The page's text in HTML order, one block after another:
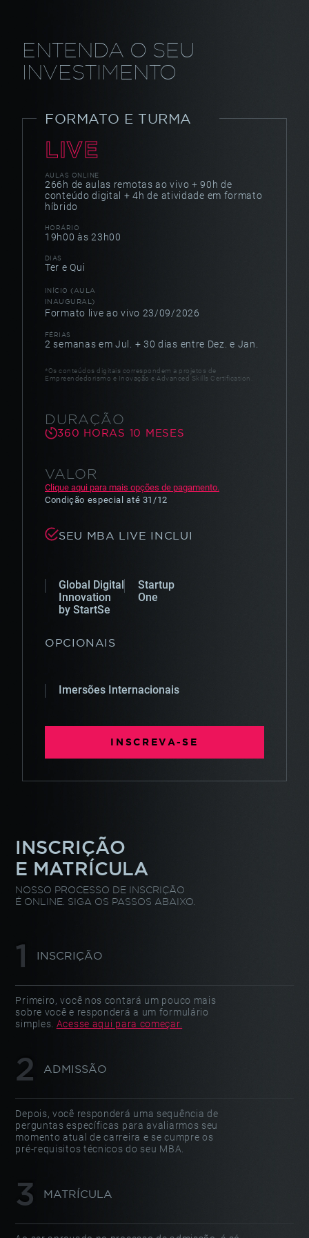
ENTENDA O SEU
INVESTIMENTO
FORMATO E TURMA
LIVE
AULAS ONLINE
266h de aulas remotas ao vivo + 90h de
conteúdo digital + 4h de atividade em formato
híbrido
HORÁRIO
19h00 às 23h00
DIAS
Ter e Qui
INÍCIO(AULA
INAUGURAL)
Formato live ao vivo 23/09/2026
FÉRIAS
2 semanas em Jul. + 30 dias entre Dez. e Jan.
*Os conteúdos digitais correspondem a projetos de
Empreendedorismo e Inovação e Advanced Skills Certification.
DURAÇÃO
360 HORAS 10 MESES
VALOR
Clique aqui para mais opções de pagamento.
Condição especial até 31/12
SEU MBA LIVE INCLUI
Global Digital
Innovation
by StartSe
Startup
One
OPCIONAIS
Imersões Internacionais
INSCREVA-SE
INSCRIÇÃO
E MATRÍCULA
NOSSO PROCESSO DE INSCRIÇÃO
É ONLINE. SIGA OS PASSOS ABAIXO.
INSCRIÇÃO
Primeiro, você nos contará um pouco mais
sobre você e responderá a um formulário
simples. Acesse aqui para começar.
ADMISSÃO
Depois, você responderá uma sequência de
perguntas específicas para avaliarmos seu
momento atual de carreira e se cumpre os
pré-requisitos técnicos do seu MBA.
MATRÍCULA